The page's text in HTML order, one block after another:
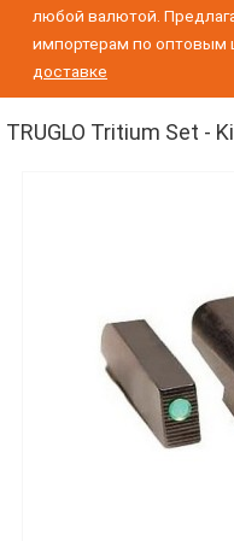
любой валютой.
импортерам по оптовым
доставке
TRUGLO Tritium Set -